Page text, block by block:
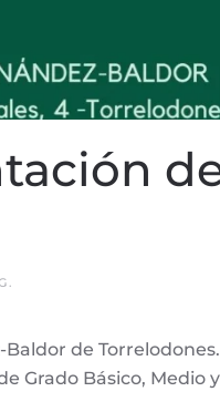
.
de
Grado Básico, Medio